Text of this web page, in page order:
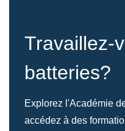
Travaillez-
batteries?
Explorez l'Académie
accédez à des